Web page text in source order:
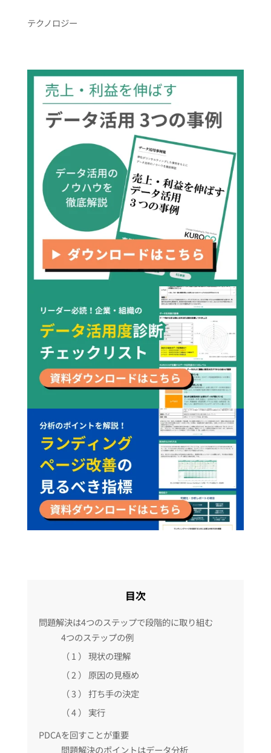
テクノロジー
目次
問題解決は4つのステップで段階的に取り組む
4つのステップの例
（ 1 ） 現状の理解
（ 2 ） 原因の見極め
（ 3 ） 打ち手の決定
（ 4 ） 実行
PDCAを回すことが重要
問題解決のポイントはデータ分析